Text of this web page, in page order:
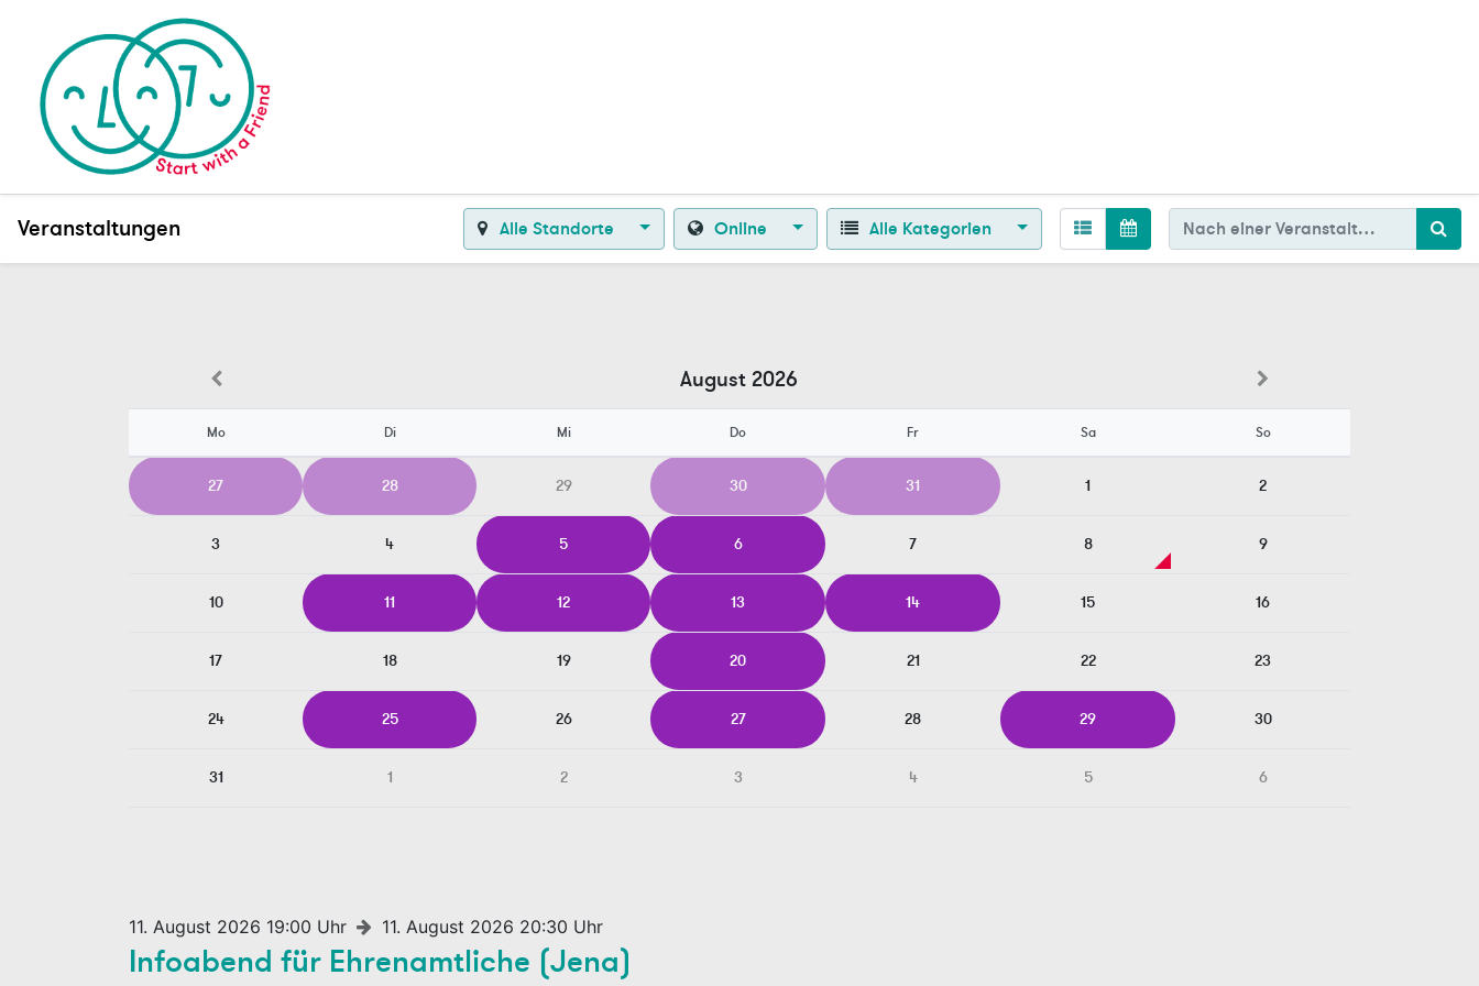
Veranstaltungen Alle Standorte Online Alle Kategorien
August 2026
Mo Di Mi Do Fr Sa So
27 28 29 30 31 1 2
3 4 5 6 7 8 9
10 11 12 13 14 15 16
17 18 19 20 21 22 23
24 25 26 27 28 29 30
31 1 2 3 4 5 6
11. August 2026 19:00 Uhr 11. August 2026 20:30 Uhr
Infoabend für Ehrenamtliche (Jena)